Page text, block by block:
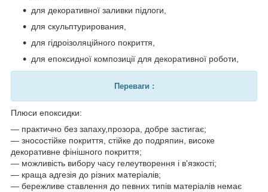
для декоративної заливки підлоги,
для скульптурирования,
для гідроізоляційного покриття,
для епоксидної композиції для декоративної роботи,
Переваги :
Плюси епоксидки:
— практично без запаху,прозора, добре застигає;
— зносостійке покриття, стійке до подряпин, високе
декоративне фінішного покриття;
— можливість вибору часу гелеутворення і в'язкості;
— краща адгезія до різних матеріалів;
— бережливе ставлення до певних типів матеріалів немає